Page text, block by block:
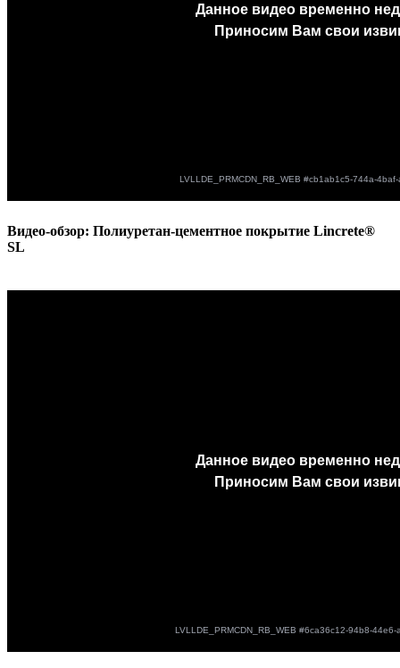
Видео-обзор: Полиуретан-цементное покрытие Lincrete®
SL